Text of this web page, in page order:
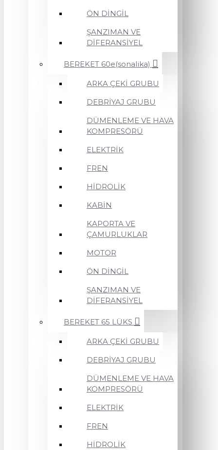
ÖN DİNGİL
ŞANZIMAN VE
DİFERANSİYEL
BEREKET 60e(sonalika)
ARKA ÇEKİ GRUBU
DEBRİYAJ GRUBU
DÜMENLEME VE HAVA
KOMPRESÖRÜ
ELEKTRİK
FREN
HİDROLİK
KABİN
KAPORTA VE
ÇAMURLUKLAR
MOTOR
ÖN DİNGİL
ŞANZIMAN VE
DİFERANSİYEL
BEREKET 65 LÜKS
ARKA ÇEKİ GRUBU
DEBRİYAJ GRUBU
DÜMENLEME VE HAVA
KOMPRESÖRÜ
ELEKTRİK
FREN
HİDROLİK